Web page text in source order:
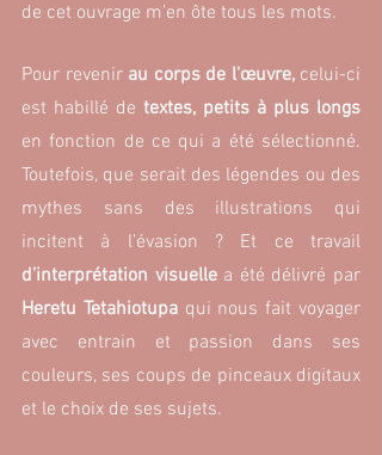
de cet ouvrage m’en ôte tous les mots.
Pour revenir au corps de l'œuvre, celui-ci
est habillé de textes, petits à plus longs
en fonction de ce qui a été sélectionné.
Toutefois, que serait des légendes ou des
mythes sans des illustrations qui
d’interprétation visuelle
Heretu Tetahiotupa qui nous fait voyager
avec entrain et passion dans ses
couleurs, ses coups de pinceaux digitaux
et le choix de ses sujets.